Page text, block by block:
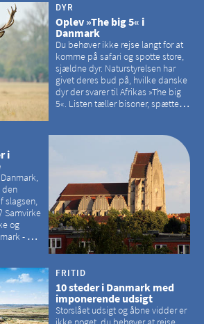
DYR
Oplev »The big 5« i
Danmark
Du behøver ikke rejse langt for at
komme på safari og spotte store,
sjældne dyr. Naturstyrelsen har
givet deres bud på, hvilke danske
dyr der svarer til Afrikas »The big
5«. Listen tæller bisoner, spættede
i
slagsen,
Samvirke
og
- og
værd
FRITID
10 steder i Danmark med
imponerende udsigt
Storslået udsigt og åbne vidder er